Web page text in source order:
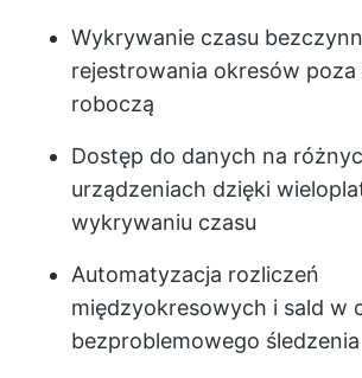
Wykrywanie czasu
rejestrowania okresów poza
roboczą
Dostęp do danych na
urządzeniach dzięki
wykrywaniu czasu
Automatyzacja rozliczeń
międzyokresowych i sald w
bezproblemowego śledzenia